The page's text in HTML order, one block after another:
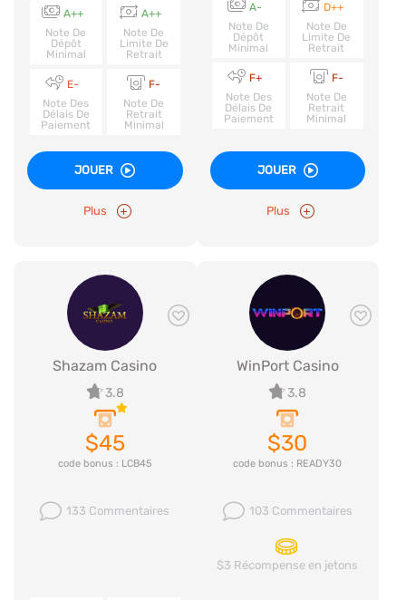
A++
Note De
Dépôt
Minimal
A++
Note De
Limite De
Retrait
E-
Note Des
Délais De
Paiement
F-
Note De
Retrait
Minimal
Plus
JOUER
A-
Note De
Dépôt
Minimal
D++
Note De
Limite De
Retrait
F+
Note Des
Délais De
Paiement
F-
Note De
Retrait
Minimal
Plus
JOUER
Shazam Casino
3.8
$45
code bonus : LCB45
133 Commentaires
WinPort Casino
3.8
$30
code bonus : READY30
$3 Récompense en jetons
103 Commentaires